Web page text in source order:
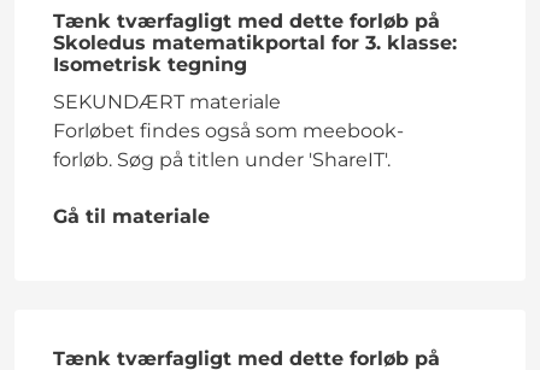
Tænk tværfagligt med dette forløb på
Skoledus matematikportal for 3. klasse:
Isometrisk tegning
SEKUNDÆRT materiale
Forløbet findes også som meebook-
forløb. Søg på titlen under 'ShareIT'.
Gå til materiale
Tænk tværfagligt med dette forløb på